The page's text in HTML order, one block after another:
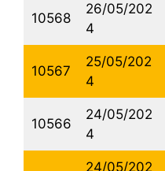
10568
26/05/202
4
10567
25/05/202
4
10566
24/05/202
4
24/05/202